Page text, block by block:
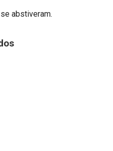
abstiveram.